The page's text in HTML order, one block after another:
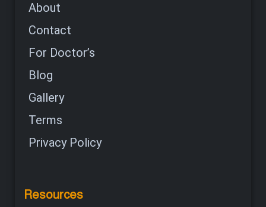
About
Contact
For Doctor’s
Blog
Gallery
Terms
Privacy Policy
Resources